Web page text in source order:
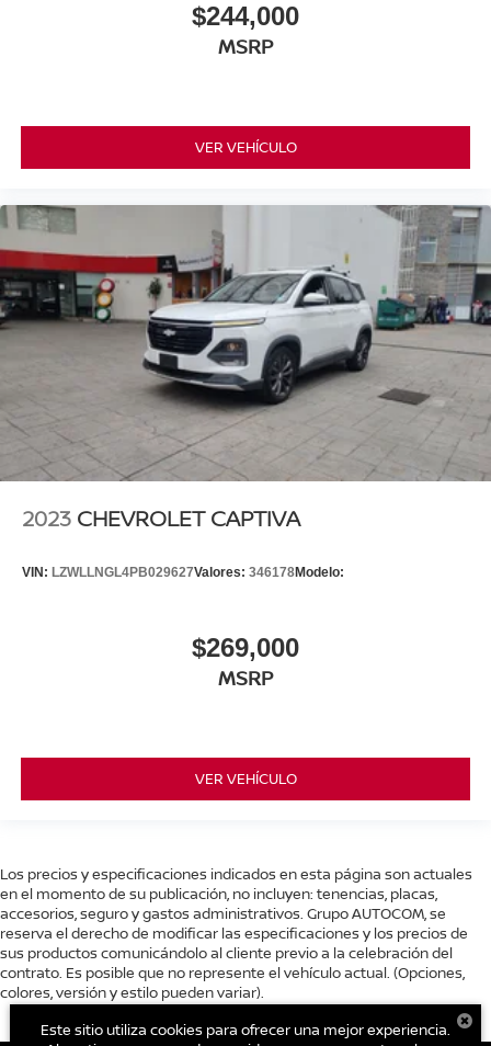
$244,000
MSRP
VER VEHÍCULO
2023 CHEVROLET CAPTIVA
VIN: LZWLLNGL4PB029627Valores: 346178Modelo:
$269,000
MSRP
VER VEHÍCULO
Los precios y especificaciones indicados en esta página son actuales
en el momento de su publicación, no incluyen: tenencias, placas,
accesorios, seguro y gastos administrativos. Grupo AUTOCOM, se
reserva el derecho de modificar las especificaciones y los precios de
sus productos comunicándolo al cliente previo a la celebración del
contrato. Es posible que no represente el vehículo actual. (Opciones,
colores, versión y estilo pueden variar).
Este sitio utiliza cookies para ofrecer una mejor experiencia.